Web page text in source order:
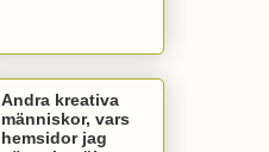
Andra kreativa
människor, vars
hemsidor jag